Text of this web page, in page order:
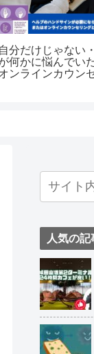
自分だけじゃない
何かに悩んでい
ンラインカウン
人気の記